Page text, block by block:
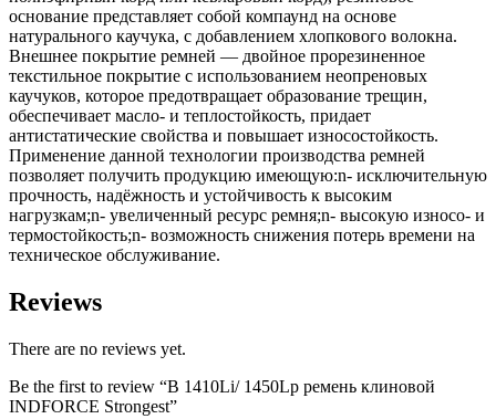
основание представляет собой компаунд на основе
натурального каучука, с добавлением хлопкового волокна.
Внешнее покрытие ремней — двойное прорезиненное
текстильное покрытие с использованием неопреновых
каучуков, которое предотвращает образование трещин,
обеспечивает масло- и теплостойкость, придает
антистатические свойства и повышает износостойкость.
Применение данной технологии производства ремней
позволяет получить продукцию имеющую:n- исключительную
прочность, надёжность и устойчивость к высоким
нагрузкам;n- увеличенный ресурс ремня;n- высокую износо- и
термостойкость;n- возможность снижения потерь времени на
техническое обслуживание.
Reviews
There are no reviews yet.
Be the first to review “B 1410Li/ 1450Lp ремень клиновой
INDFORCE Strongest”